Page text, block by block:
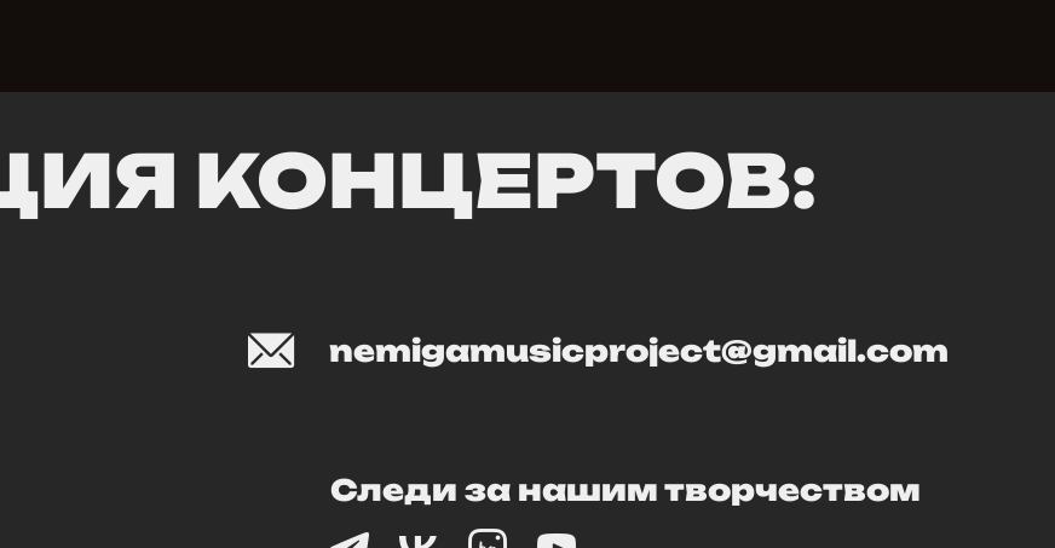
КОНЦЕРТОВ:
nemigamusicproject@gmail.com
Следи за нашим творчеством